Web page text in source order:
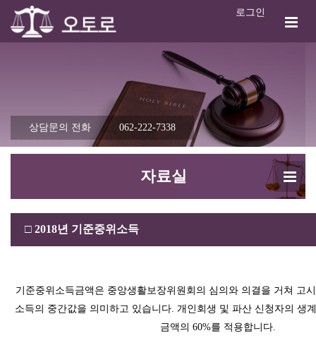
로그인
상담문의 전화 062-222-7338
자료실
□ 2018년 기준중위소득
기준중위소득금액은 중앙생활보장위원회의 심의와 의결을 거쳐 고
소득의 중간값을 의미하고 있습니다. 개인회생 및 파산 신청자의 생
금액의 60%를 적용합니다.